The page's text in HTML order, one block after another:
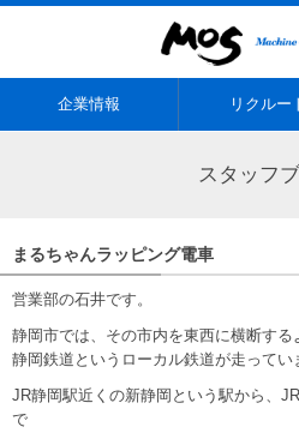
企業情報 リクルー
スタッフ
まるちゃんラッピング電車
営業部の石井です。
静岡市では、その市内を東西に横断する
静岡鉄道というローカル鉄道が走ってい
JR静岡駅近くの新静岡という駅から、
で